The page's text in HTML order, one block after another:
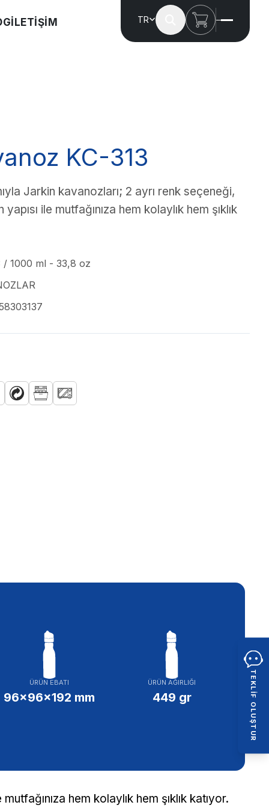
TR
İLETİŞİM
KC-313
Jarkin kavanozları; 2 ayrı renk seçeneği,
ile mutfağınıza hem kolaylık hem şıklık
/ 1000 ml - 33,8 oz
ÜRÜN EBATI
96x96x192 mm
ÜRÜN AĞIRLIĞI
449 gr
hem kolaylık hem şıklık katıyor.
TEKLIF OLUŞTUR